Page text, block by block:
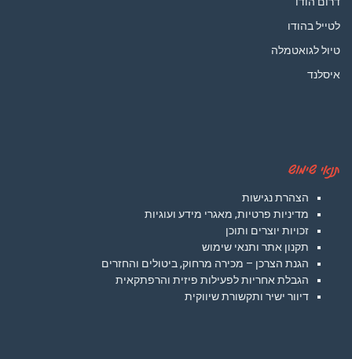
לטייל בהודו
טיול לגואטמלה
איסלנד
תנאי שימוש
הצהרת נגישות
מדיניות פרטיות, מאגרי מידע ועוגיות
זכויות יוצרים ותוכן
תקנון אתר ותנאי שימוש
הגנת הצרכן – מכירה מרחוק, ביטולים והחזרים
הגבלת אחריות לפעילות פיזית והרפתקאית
דיוור ישיר ותקשורת שיווקית